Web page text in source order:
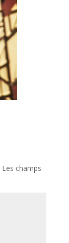
Les champs